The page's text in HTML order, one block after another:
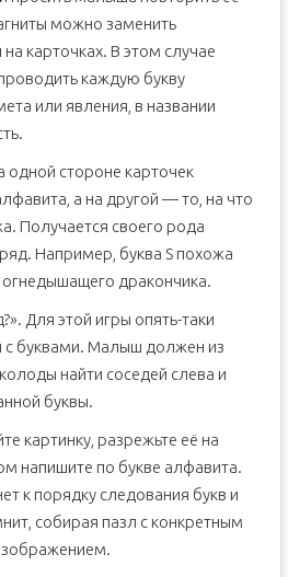
можно заменить
карточках. В этом случае
каждую букву
или явления, в названии
одной стороне карточек
а на другой — то, на что
Получается своего рода
Например, буква S похожа
дракончика.
Для этой игры опять-таки
с буквами. Малыш должен из
найти соседей слева и
буквы.
картинку, разрежьте её на
напишите по букве алфавита.
к порядку следования букв и
собирая пазл с конкретным